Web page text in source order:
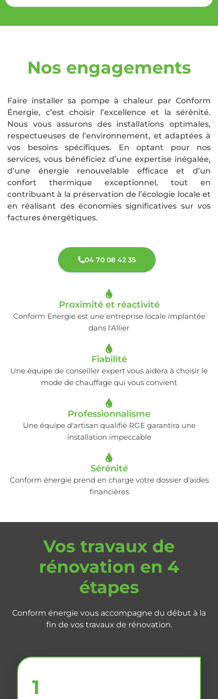
Nos engagements
Faire installer sa pompe à chaleur par Conform
Énergie, c’est choisir l’excellence et la sérénité.
Nous vous assurons des installations optimales,
respectueuses de l’environnement, et adaptées à
vos besoins spécifiques. En optant pour nos
services, vous bénéficiez d’une expertise inégalée,
d’une énergie renouvelable efficace et d’un
confort thermique exceptionnel, tout en
contribuant à la préservation de l’écologie locale et
en réalisant des économies significatives sur vos
factures énergétiques.
04 70 08 42 35
Proximité et réactivité
Conform Energie est une entreprise locale implantée
dans l'Allier
Fiabilité
Une équipe de conseiller expert vous aidera à choisir le
mode de chauffage qui vous convient
Professionnalisme
Une équipe d'artisan qualifié RGE garantira une
installation impeccable
Sérénité
Conform énergie prend en charge votre dossier d'aides
financières
Vos travaux de
rénovation en 4
étapes
Conform énergie vous accompagne du début à la
fin de vos travaux de rénovation.
1